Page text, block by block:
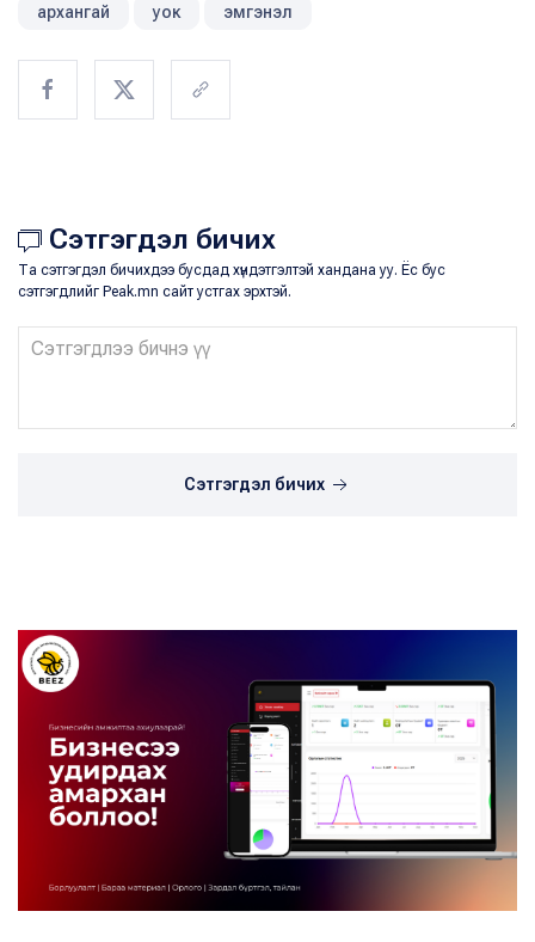
архангай уок эмгэнэл
Сэтгэгдэл бичих
Та сэтгэгдэл бичихдээ бусдад хүндэтгэлтэй хандана уу. Ёс бус
сэтгэгдлийг Peak.mn сайт устгах эрхтэй.
Сэтгэгдэл бичих